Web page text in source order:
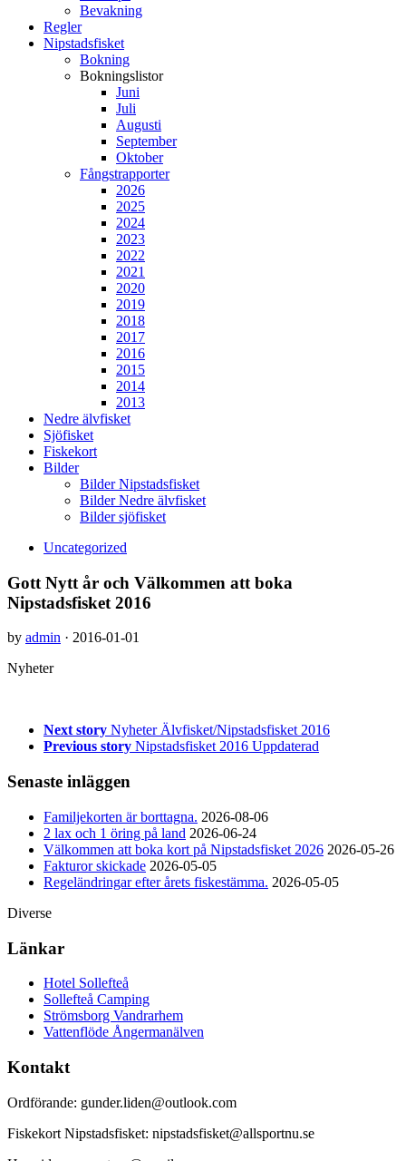
Bevakning
Regler
Nipstadsfisket
Bokning
Bokningslistor
Juni
Juli
Augusti
September
Oktober
Fångstrapporter
2026
2025
2024
2023
2022
2021
2020
2019
2018
2017
2016
2015
2014
2013
Nedre älvfisket
Sjöfisket
Fiskekort
Bilder
Bilder Nipstadsfisket
Bilder Nedre älvfisket
Bilder sjöfisket
Uncategorized
Gott Nytt år och Välkommen att boka
Nipstadsfisket 2016
by admin · 2016-01-01
Nyheter
Next story Nyheter Älvfisket/Nipstadsfisket 2016
Previous story Nipstadsfisket 2016 Uppdaterad
Senaste inläggen
Familjekorten är borttagna. 2026-08-06
2 lax och 1 öring på land 2026-06-24
Välkommen att boka kort på Nipstadsfisket 2026 2026-05-26
Fakturor skickade 2026-05-05
Regeländringar efter årets fiskestämma. 2026-05-05
Diverse
Länkar
Hotel Sollefteå
Sollefteå Camping
Strömsborg Vandrarhem
Vattenflöde Ångermanälven
Kontakt
Ordförande: gunder.liden@outlook.com
Fiskekort Nipstadsfisket: nipstadsfisket@allsportnu.se